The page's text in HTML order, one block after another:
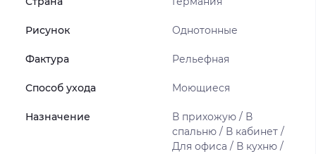
Рисунок Однотонные
Фактура Рельефная
Способ ухода Моющиеся
Назначение
В прихожую / В
спальню / В кабинет /
Для офиса / В кухню /